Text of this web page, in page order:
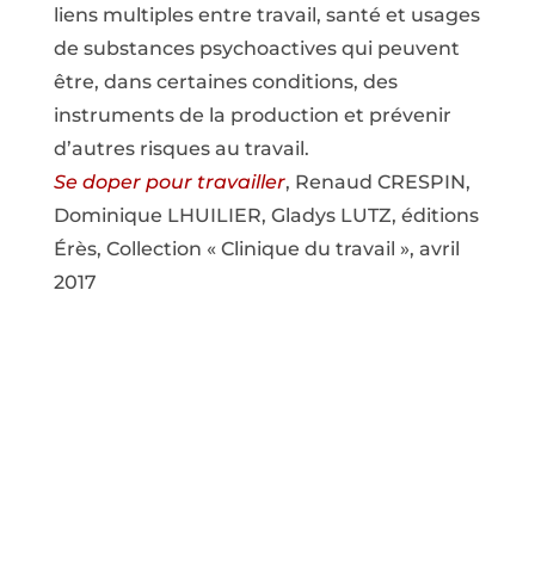
liens multiples entre travail, santé et usages
de substances psychoactives qui peuvent
être, dans certaines conditions, des
instruments de la production et prévenir
d’autres risques au travail.
Se doper pour travailler, Renaud CRESPIN,
Dominique LHUILIER, Gladys LUTZ, éditions
Érès, Collection « Clinique du travail », avril
2017